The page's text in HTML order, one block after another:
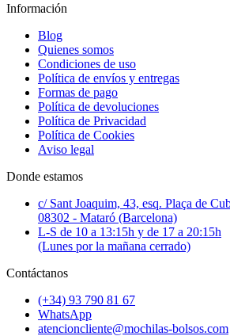
Información
Blog
Quienes somos
Condiciones de uso
Política de envíos y entregas
Formas de pago
Política de devoluciones
Política de Privacidad
Política de Cookies
Aviso legal
Donde estamos
c/ Sant Joaquim, 43, esq. Plaça de
08302 - Mataró (Barcelona)
L-S de 10 a 13:15h y de 17 a 20:15h
(Lunes por la mañana cerrado)
Contáctanos
(+34) 93 790 81 67
WhatsApp
atencioncliente@mochilas-bolsos.com